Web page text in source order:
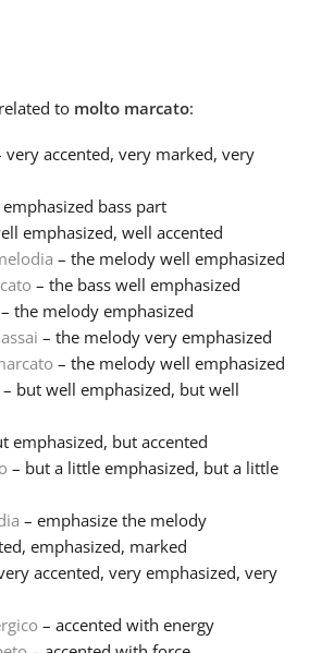
to molto marcato:
very accented, very marked, very
emphasized bass part
emphasized, well accented
– the melody well emphasized
– the bass well emphasized
– the melody emphasized
– the melody very emphasized
– the melody well emphasized
– but well emphasized, but well
emphasized, but accented
– but a little emphasized, but a little
– emphasize the melody
emphasized, marked
accented, very emphasized, very
– accented with energy